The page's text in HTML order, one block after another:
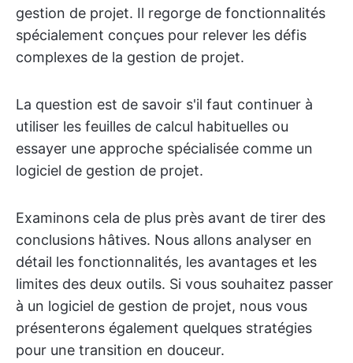
gestion de projet. Il regorge de fonctionnalités
spécialement conçues pour relever les défis
complexes de la gestion de projet.
La question est de savoir s'il faut continuer à
utiliser les feuilles de calcul habituelles ou
essayer une approche spécialisée comme un
logiciel de gestion de projet.
Examinons cela de plus près avant de tirer des
conclusions hâtives. Nous allons analyser en
détail les fonctionnalités, les avantages et les
limites des deux outils. Si vous souhaitez passer
à un logiciel de gestion de projet, nous vous
présenterons également quelques stratégies
pour une transition en douceur.